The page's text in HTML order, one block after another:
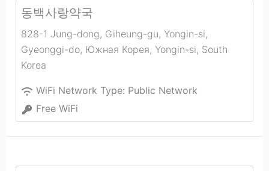
동백사랑약국
828-1 Jung-dong, Giheung-gu, Yongin-si,
Gyeonggi-do, Южная Корея, Yongin-si, South
Korea
WiFi Network Type: Public Network
Free WiFi